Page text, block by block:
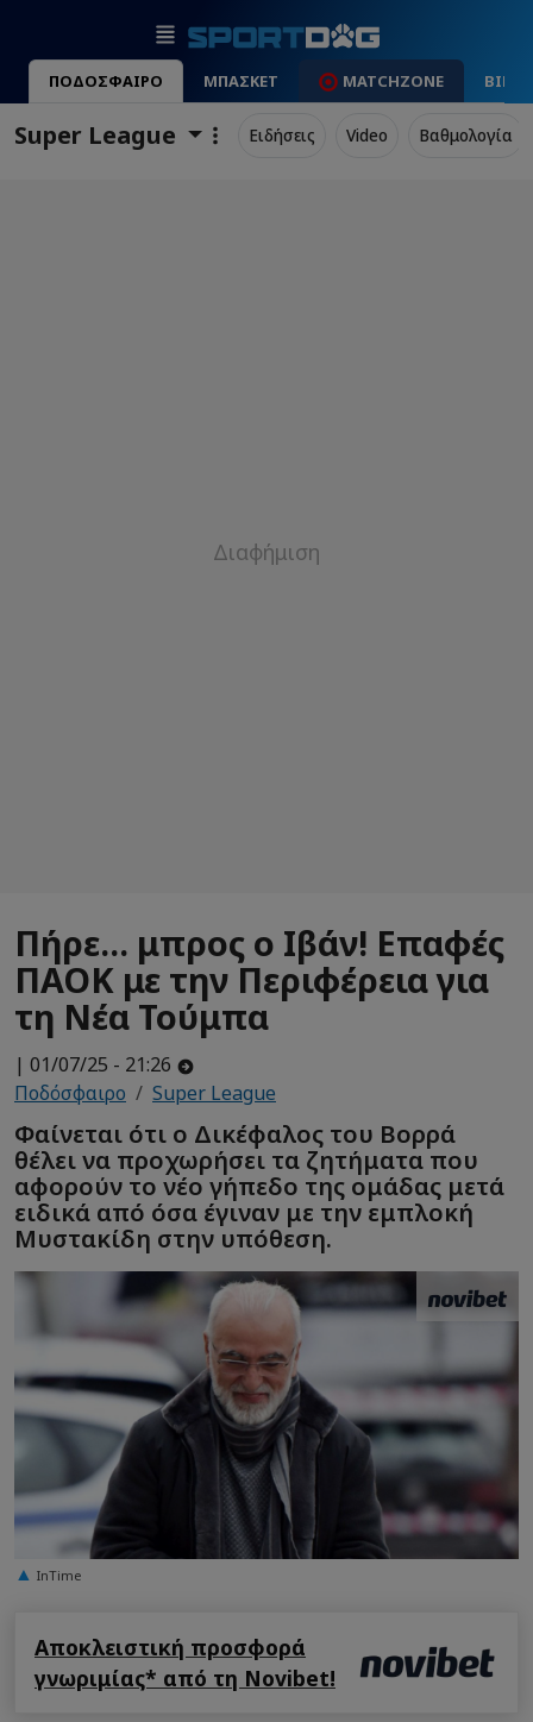
ΠΟΔΟΣΦΑΙΡΟ ΜΠΑΣΚΕΤ MATCHZONE
Super League Ειδήσεις Video Βαθμολογία
Πήρε... μπρος ο Ιβάν! Επαφές
ΠΑΟΚ με την Περιφέρεια για
τη Νέα Τούμπα
| 01/07/25 - 21:26
Ποδόσφαιρο
Super League
Φαίνεται ότι ο Δικέφαλος του Βορρά
θέλει να προχωρήσει τα ζητήματα που
αφορούν το νέο γήπεδο της ομάδας μετά
ειδικά από όσα έγιναν με την εμπλοκή
Μυστακίδη στην υπόθεση.
InTime
Αποκλειστική προσφορά
γνωριμίας* από τη Novibet!